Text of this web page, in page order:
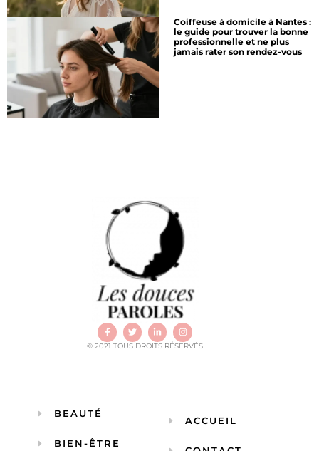
Coiffeuse à domicile à Nantes :
le guide pour trouver la bonne
professionnelle et ne plus
jamais rater son rendez-vous
© 2021 TOUS DROITS RÉSERVÉS
BEAUTÉ
BIEN-ÊTRE
ACCUEIL